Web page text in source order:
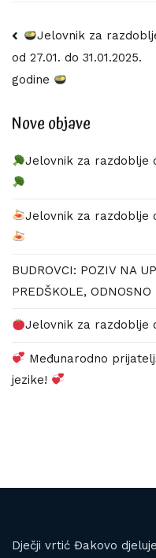
Navigacija
objava
Jelovnik za
od 27.01. do 31.01.2025.
godine
Nove objave
Jelovnik za razdoblje
Jelovnik za razdoblje
BUDROVCI: POZIV NA
PREDŠKOLE, ODNOSNO
Jelovnik za razdoblje
Međunarodno
jezike!
Dječji vrtić Đakovo